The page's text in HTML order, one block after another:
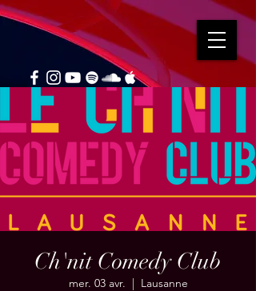
Ch'nit Comedy Club
mer. 03 avr.
  |
Lausanne